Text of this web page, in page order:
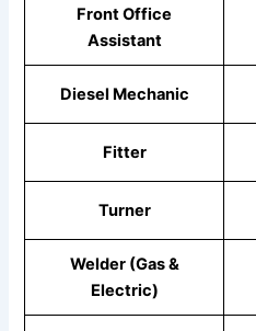
Front Office
Assistant
Diesel Mechanic
Fitter
Turner
Welder (Gas &
Electric)